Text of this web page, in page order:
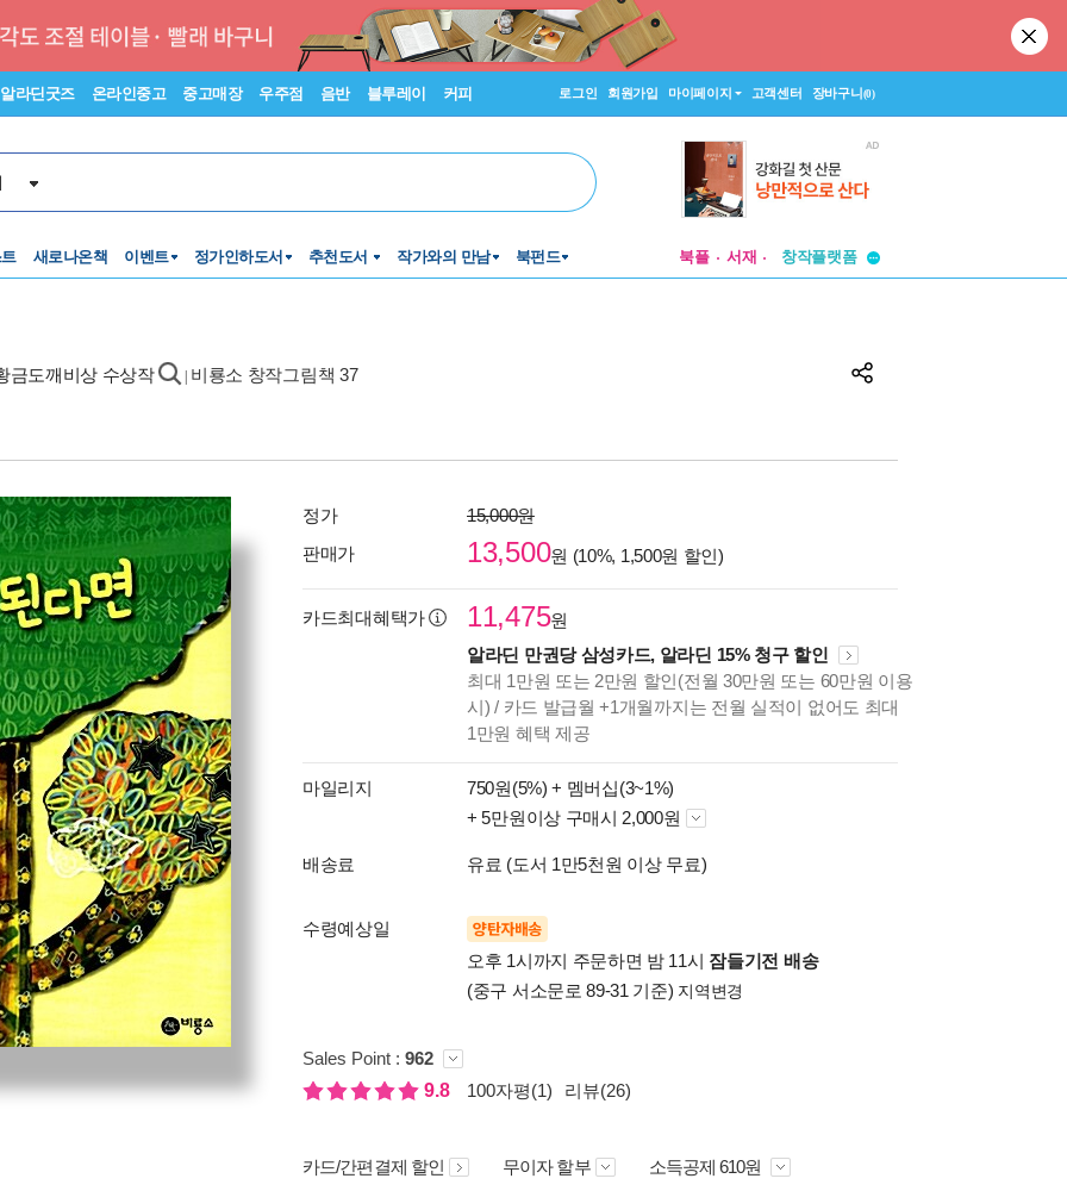
알라딘굿즈 온라인중고 중고매장 우주점 음반 블루레이 커피 로그인 회원가입 마이페이지 고객센터 장바구니(0)
새로나온책 이벤트 정가인하도서 추천도서 작가와의 만남 북펀드 북플 서재
투비컨티뉴드
금도깨비상 수상작 비룡소 창작그림책 37
정가
15,000원
판매가
13,500원 (10%, 1,500원 할인)
카드최대혜택가 11,475원
알라딘 만권당 삼성카드, 알라딘 15% 청구 할인
최대 1만원 또는 2만원 할인(전월 30만원 또는 60만원 이용
시) / 카드 발급월 +1개월까지는 전월 실적이 없어도 최대
1만원 혜택 제공
마일리지 750원(5%) + 멤버십(3~1%)
+ 5만원이상 구매시 2,000원
배송료 유료 (도서 1만5천원 이상 무료)
수령예상일 양탄자배송
오후 1시까지 주문하면 밤 11시 잠들기전 배송
(중구 서소문로 89-31 기준) 지역변경
Sales Point : 962
9.8
100자평(1) 리뷰(26)
카드/간편결제 할인 무이자 할부 소득공제 610원